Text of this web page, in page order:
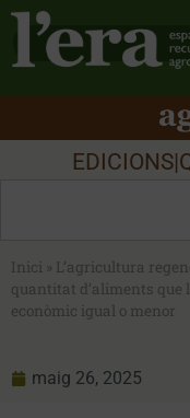
EDICIONS|
Inici » L’agricultura
quantitat d’aliments que
econòmic igual o menor
maig 26, 2025